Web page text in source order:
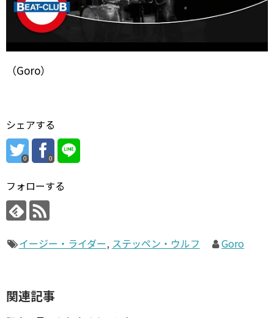
（Goro）
シェアする
0 0
フォローする
イージー・ライダー, ステッペン・ウルフ Goro
関連記事